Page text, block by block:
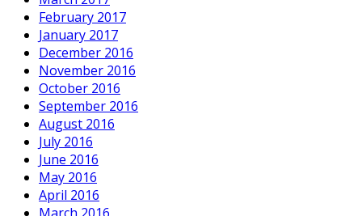
February 2017
January 2017
December 2016
November 2016
October 2016
September 2016
August 2016
July 2016
June 2016
May 2016
April 2016